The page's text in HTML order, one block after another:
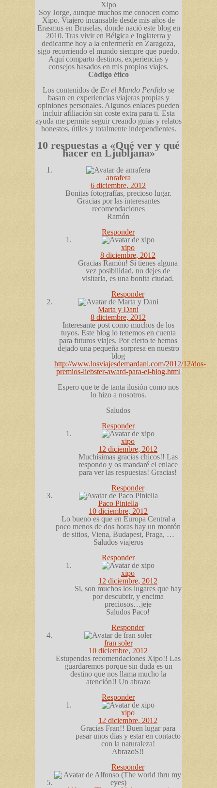
Xipo
Soy Jorge, aunque muchos me conocen como
Xipo. Viajero incansable desde mis años de
Erasmus en Bruselas, donde nació este blog en
2010. Tras vivir en Bélgica e Inglaterra y
dedicarme hoy a la enfermería en Zaragoza,
sigo recorriendo el mundo siempre que puedo.
Aquí comparto destinos, experiencias y
consejos basados en mis propios viajes.
Código ético
Los contenidos de En el Mundo Perdido se
basan en experiencias viajeras propias y
opiniones personales. Algunos enlaces pueden
incluir afiliación sin coste extra para ti. Esta
ayuda me permite seguir creando guías y relatos
honestos, útiles y totalmente independientes.
10 respuestas a «Qué ver y qué
hacer en Ljubljana»
anrafera
6 diciembre, 2012
Bonitas fotografías, precioso lugar.
Gracias por las interesantes
recomendaciones
Ramón
Responder
xipo
8 diciembre, 2012
Gracias Ramón! Si tienes alguna
vez posibilidad, no dejes de
visitarla, es una bonita ciudad.
Responder
Marta y Dani
8 diciembre, 2012
Interesante post como muchos de los
tuyos. Este blog lo tenemos en cuenta
para futuros viajes. Por cierto te hemos
dejado una pequeña sorpresa en nuestro
blog
http://www.losviajesdemardani.com/2012/12/dos-
premios-liebster-award-para-el-blog.html
Espero que te de tanta ilusión como nos
lo hizo a nosotros.
Saludos
Responder
xipo
12 diciembre, 2012
Muchísimas gracias chicos!! Las
respondo y os mandaré el enlace
para ver las respuestas! Gracias!
Responder
Paco Piniella
10 diciembre, 2012
Lo bueno es que en Europa Central a
poco menos de dos horas hay un montón
de sitios, Viena, Budapest, Praga, …
Saludos viajeros
Responder
xipo
12 diciembre, 2012
Si, son muchos los lugares que hay
por descubrir, y encima
preciosos…jeje
Saludos Paco!
Responder
fran soler
10 diciembre, 2012
Estupendas recomendaciones Xipo!! Las
guardaremos porque sin duda es un
destino que nos llama mucho la
atención!! Un abrazo
Responder
xipo
12 diciembre, 2012
Gracias Fran!! Buen lugar para
pasar unos días y estar en contacto
con la naturaleza!
AbrazoS!!
Responder